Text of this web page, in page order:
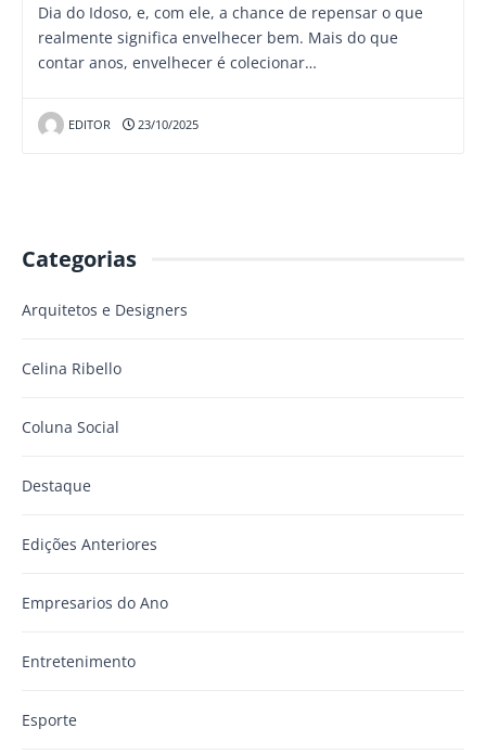
Dia do Idoso, e, com ele, a chance de repensar o que
realmente significa envelhecer bem. Mais do que
contar anos, envelhecer é colecionar…
EDITOR 23/10/2025
Categorias
Arquitetos e Designers
Celina Ribello
Coluna Social
Destaque
Edições Anteriores
Empresarios do Ano
Entretenimento
Esporte